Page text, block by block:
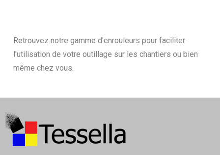
Retrouvez notre gamme d'enrouleurs pour faciliter
l'utilisation de votre outillage sur les chantiers ou bien
même chez vous.